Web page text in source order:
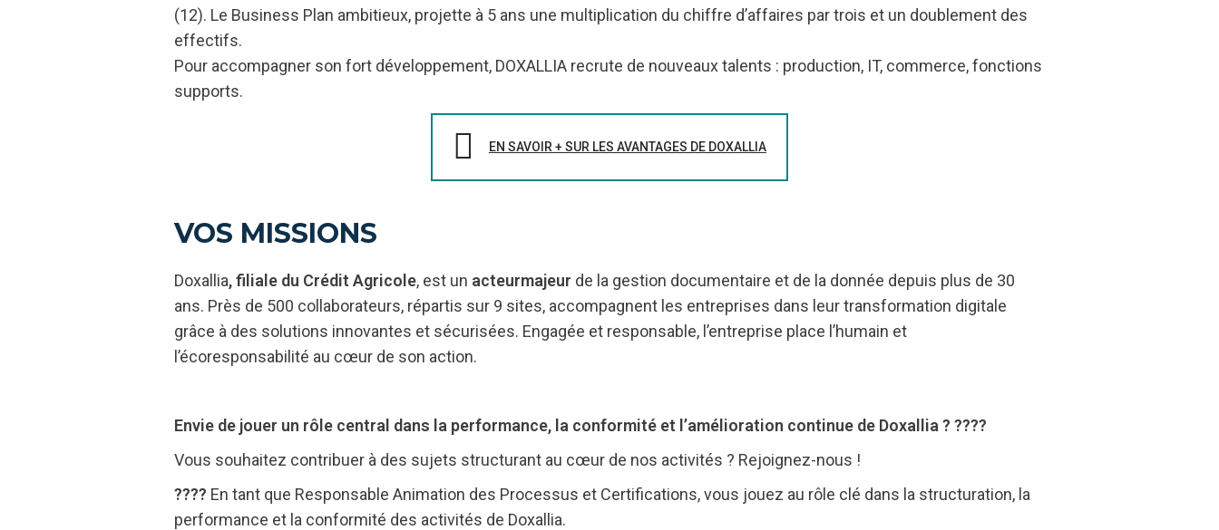
(12). Le Business Plan ambitieux, projette à 5 ans une multiplication du chiffre d’affaires par trois et un doublement des
effectifs.
Pour accompagner son fort développement, DOXALLIA recrute de nouveaux talents : production, IT, commerce, fonctions
supports.
EN SAVOIR + SUR LES AVANTAGES DE DOXALLIA
VOS MISSIONS
Doxallia, filiale du Crédit Agricole, est un acteurmajeur de la gestion documentaire et de la donnée depuis plus de 30
ans. Près de 500 collaborateurs, répartis sur 9 sites, accompagnent les entreprises dans leur transformation digitale
grâce à des solutions innovantes et sécurisées. Engagée et responsable, l’entreprise place l’humain et
l’écoresponsabilité au cœur de son action.
Envie de jouer un rôle central dans la performance, la conformité et l’amélioration continue de Doxallia ? ????
Vous souhaitez contribuer à des sujets structurant au cœur de nos activités ? Rejoignez-nous !
???? En tant que Responsable Animation des Processus et Certifications, vous jouez au rôle clé dans la structuration, la
performance et la conformité des activités de Doxallia.